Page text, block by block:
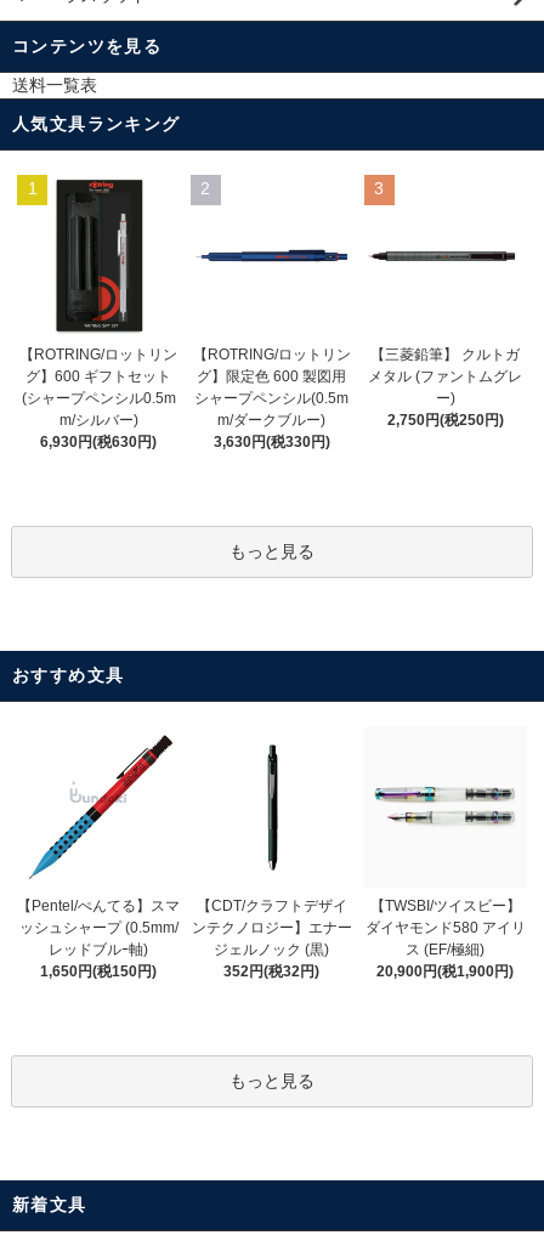
コンテンツを見る
送料一覧表
人気文具ランキング
1
【ROTRING/ロットリン
グ】600 ギフトセット
(シャープペンシル0.5m
m/シルバー)
6,930円(税630円)
2
【ROTRING/ロットリン
グ】限定色 600 製図用
シャープペンシル(0.5m
m/ダークブルー)
3,630円(税330円)
3
【三菱鉛筆】 クルトガ
メタル (ファントムグレ
ー)
2,750円(税250円)
もっと見る
おすすめ文具
【Pentel/ぺんてる】スマ
ッシュシャープ (0.5mm/
レッドブルｰ軸)
1,650円(税150円)
【CDT/クラフトデザイ
ンテクノロジー】エナー
ジェルノック (黒)
352円(税32円)
【TWSBI/ツイスビー】
ダイヤモンド580 アイリ
ス (EF/極細)
20,900円(税1,900円)
もっと見る
新着文具